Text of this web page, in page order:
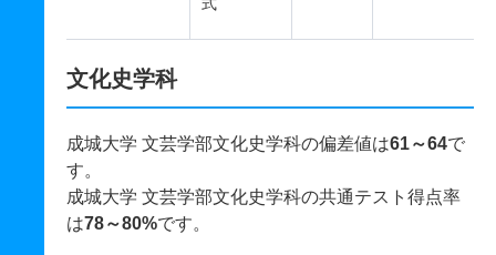
文化史学科
成城大学 文芸学部文化史学科の偏差値は61～64で
す。
成城大学 文芸学部文化史学科の共通テスト得点率
は78～80%です。